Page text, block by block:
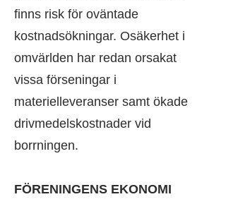
finns risk för oväntade
kostnadsökningar. Osäkerhet i
omvärlden har redan orsakat
vissa förseningar i
materielleveranser samt ökade
drivmedelskostnader vid
borrningen.
FÖRENINGENS EKONOMI